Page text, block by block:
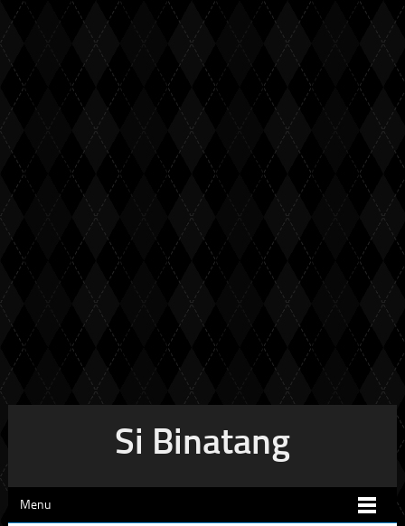
Si Binatang
Menu